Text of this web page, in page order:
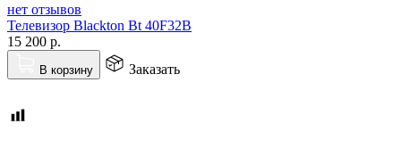
нет отзывов
Телевизор Blackton Bt 40F32B
15 200 р.
В корзину Заказать